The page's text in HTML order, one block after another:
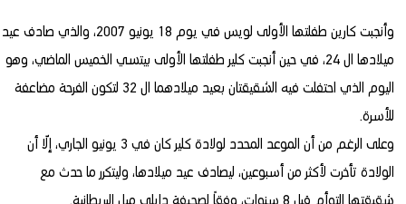
وأنجبت كارين طفلتها الأولى لويس في يوم 18 يونيو 2007، والذي صادف عيد
ميلادها ال 24، في حين أنجبت كلير طفلتها الأولى بيتسي الخميس الماضي، وهو
اليوم الذي احتفلت فيه الشقيقتان بعيد ميلادهما ال 32 لتكون الفرحة مضاعفة
للأسرة.
وعلى الرغم من أن الموعد المحدد لولادة كلير كان في 3 يونيو الجاري، إلّا أن
الولادة تأخرت لأكثر من أسبوعين، ليصادف عيد ميلادها، وليتكرر ما حدث مع